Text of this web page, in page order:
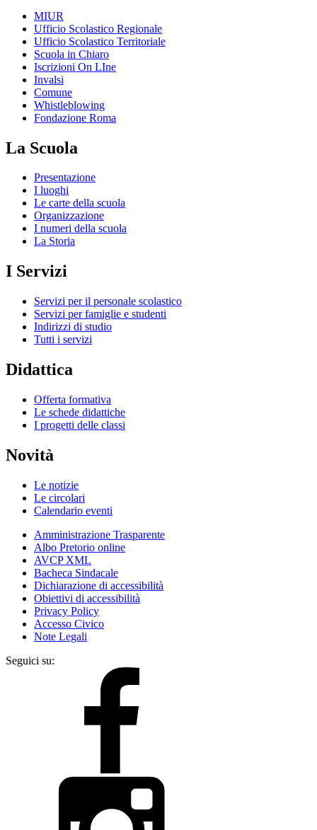
MIUR
Ufficio Scolastico Regionale
Ufficio Scolastico Territoriale
Scuola in Chiaro
Iscrizioni On LIne
Invalsi
Comune
Whistleblowing
Fondazione Roma
La Scuola
Presentazione
I luoghi
Le carte della scuola
Organizzazione
I numeri della scuola
La Storia
I Servizi
Servizi per il personale scolastico
Servizi per famiglie e studenti
Indirizzi di studio
Tutti i servizi
Didattica
Offerta formativa
Le schede didattiche
I progetti delle classi
Novità
Le notizie
Le circolari
Calendario eventi
Amministrazione Trasparente
Albo Pretorio online
AVCP XML
Bacheca Sindacale
Dichiarazione di accessibilità
Obiettivi di accessibilità
Privacy Policy
Accesso Civico
Note Legali
Seguici su: